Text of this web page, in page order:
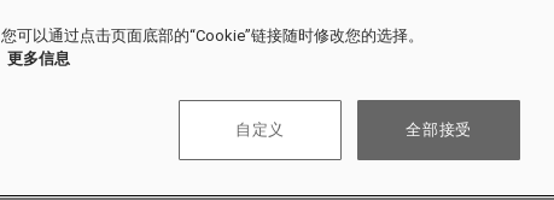
您可以通过点击页面底部的“Cookie”链接随时修改您的选择。
更多信息
自定义 全部接受